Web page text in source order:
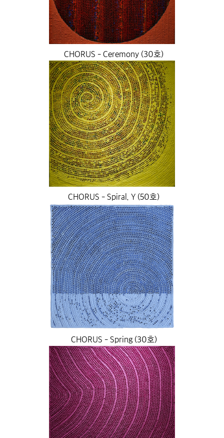
CHORUS - Ceremony (30호)
CHORUS - Spiral. Y (50호)
CHORUS - Spring (30호)